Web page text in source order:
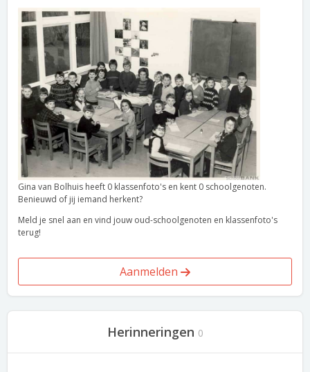
Gina van Bolhuis heeft 0 klassenfoto's en kent 0 schoolgenoten.
Benieuwd of jij iemand herkent?
Meld je snel aan en vind jouw oud-schoolgenoten en klassenfoto's
terug!
Aanmelden
Herinneringen 0